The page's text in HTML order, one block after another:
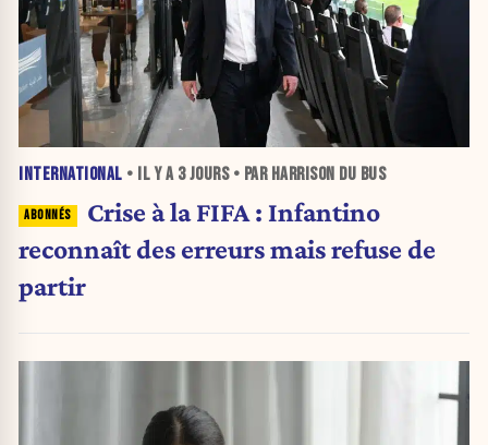
INTERNATIONAL • IL Y A 3 JOURS• PAR HARRISON DU BUS
Crise à la FIFA : Infantino
reconnaît des erreurs mais refuse de
partir